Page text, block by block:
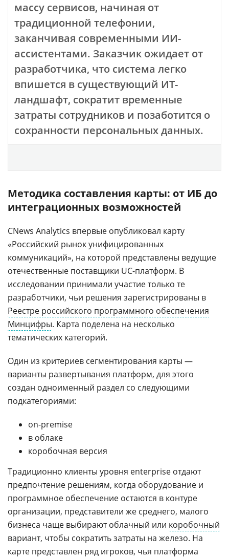
массу сервисов, начиная от
традиционной телефонии,
заканчивая современными ИИ-
ассистентами. Заказчик ожидает от
разработчика, что система легко
впишется в существующий ИТ-
ландшафт, сократит временные
затраты сотрудников и позаботится о
сохранности персональных данных.
Методика составления карты: от ИБ до
интеграционных возможностей
CNews Analytics впервые опубликовал карту
«Российский рынок унифицированных
коммуникаций», на которой представлены ведущие
отечественные поставщики UC-платформ. В
исследовании принимали участие только те
разработчики, чьи решения зарегистрированы в
Реестре российского программного обеспечения
Минцифры. Карта поделена на несколько
тематических категорий.
Один из критериев сегментирования карты —
варианты развертывания платформ, для этого
создан одноименный раздел со следующими
подкатегориями:
on-premise
в облаке
коробочная версия
Традиционно клиенты уровня enterprise отдают
предпочтение решениям, когда оборудование и
программное обеспечение остаются в контуре
организации, представители же среднего, малого
бизнеса чаще выбирают облачный или коробочный
вариант, чтобы сократить затраты на железо. На
карте представлен ряд игроков, чья платформа